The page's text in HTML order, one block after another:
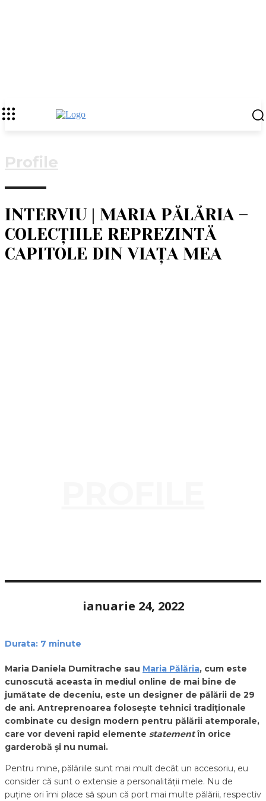
Profile
INTERVIU | MARIA PĂLĂRIA –
COLECȚIILE REPREZINTĂ
CAPITOLE DIN VIAȚA MEA
ianuarie 24, 2022
Durata: 7 minute
Maria Daniela Dumitrache sau Maria Pălăria, cum este
cunoscută aceasta în mediul online de mai bine de
jumătate de deceniu, este un designer de pălării de 29
de ani. Antreprenoarea folosește tehnici tradiționale
combinate cu design modern pentru pălării atemporale,
care vor deveni rapid elemente statementîn orice
garderobă și nu numai.
Pentru mine, pălăriile sunt mai mult decât un accesoriu, eu
consider că sunt o extensie a personalității mele. Nu de
puține ori îmi place să spun că port mai multe pălării, respectiv